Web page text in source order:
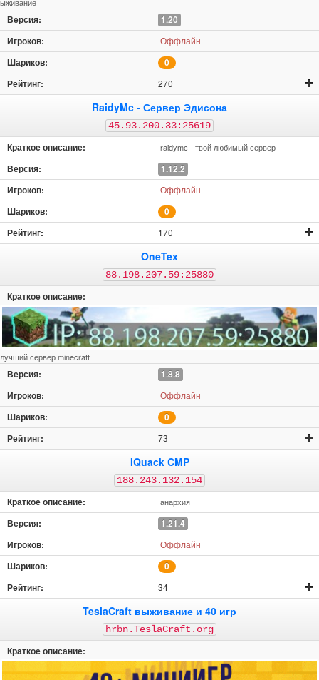
1.20
Оффлайн
0
270
RaidyMc - Сервер Эдисона
45.93.200.33:25619
raidymc - твой любимый сервер
1.12.2
Оффлайн
0
170
OneTex
88.198.207.59:25880
лучший сервер minecraft
1.8.8
Оффлайн
0
73
IQuack CMP
188.243.132.154
анархия
1.21.4
Оффлайн
0
34
TeslaCraft выживание и 40 игр
hrbn.TeslaCraft.org